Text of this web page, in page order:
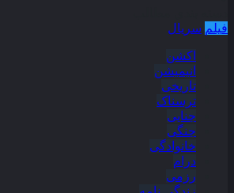
فیلم سریال
اکشن
انیمیشن
تاریخی
ترسناک
جنایی
جنگی
خانوادگی
درام
رزمی